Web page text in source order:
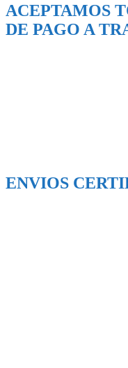
ACEPTAMOS
DE PAGO A
ENVIOS